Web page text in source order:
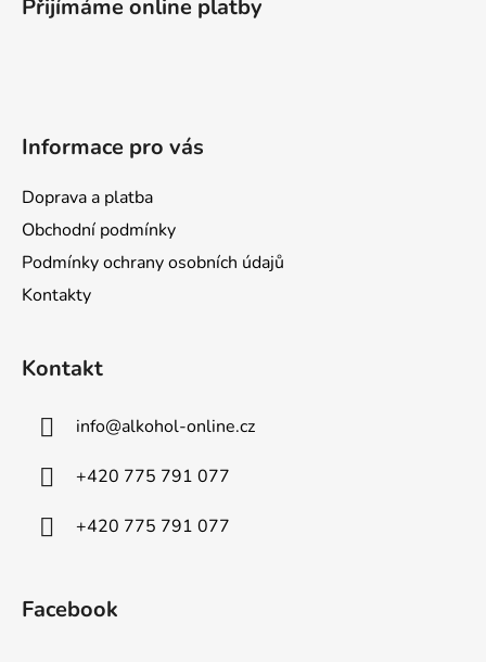
Přijímáme online platby
Informace pro vás
Doprava a platba
Obchodní podmínky
Podmínky ochrany osobních údajů
Kontakty
Kontakt
info@alkohol-online.cz
+420 775 791 077
+420 775 791 077
Facebook